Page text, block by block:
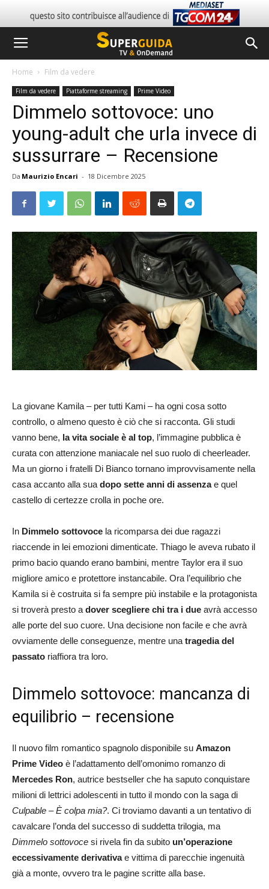
Home Film da vedere
Film da vedere Piattaforme streaming Prime Video
Dimmelo sottovoce: uno
young-adult che urla invece di
sussurrare – Recensione
Da Maurizio Encari - 18 Dicembre 2025
La giovane Kamila – per tutti Kami – ha ogni cosa sotto
controllo, o almeno questo è ciò che si racconta. Gli studi
vanno bene, la vita sociale è al top, l’immagine pubblica è
curata con attenzione maniacale nel suo ruolo di cheerleader.
Ma un giorno i fratelli Di Bianco tornano improvvisamente nella
casa accanto alla sua dopo sette anni di assenzae quel
castello di certezze crolla in poche ore.
In Dimmelo sottovoce la ricomparsa dei due ragazzi
riaccende in lei emozioni dimenticate. Thiago le aveva rubato il
primo bacio quando erano bambini, mentre Taylor era il suo
migliore amico e protettore instancabile. Ora l’equilibrio che
Kamila si è costruita si fa sempre più instabile e la protagonista
si troverà presto a dover scegliere chi tra i due avrà accesso
alle porte del suo cuore. Una decisione non facile e che avrà
ovviamente delle conseguenze, mentre una tragedia del
passato riaffiora tra loro.
Dimmelo sottovoce: mancanza di
equilibrio – recensione
Il nuovo film romantico spagnolo disponibile su Amazon
Prime Video è l’adattamento dell’omonimo romanzo di
Mercedes Ron, autrice bestseller che ha saputo conquistare
milioni di lettrici adolescenti in tutto il mondo con la saga di
Culpable – È colpa mia?. Ci troviamo davanti a un tentativo di
cavalcare l’onda del successo di suddetta trilogia, ma
Dimmelo sottovoce si rivela fin da subito un’operazione
eccessivamente derivativae vittima di parecchie ingenuità
già a monte, ovvero tra le pagine scritte alla base.